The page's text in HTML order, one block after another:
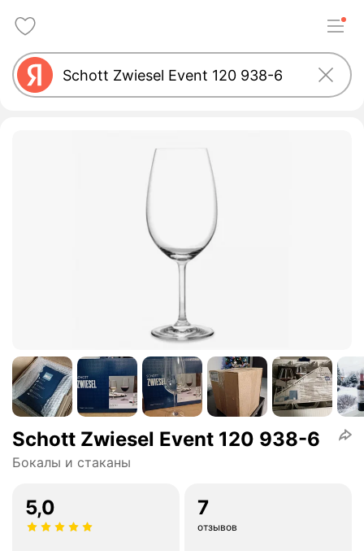
Schott Zwiesel Event 120 938-6
Бокалы и стаканы
5,0 7
отзывов